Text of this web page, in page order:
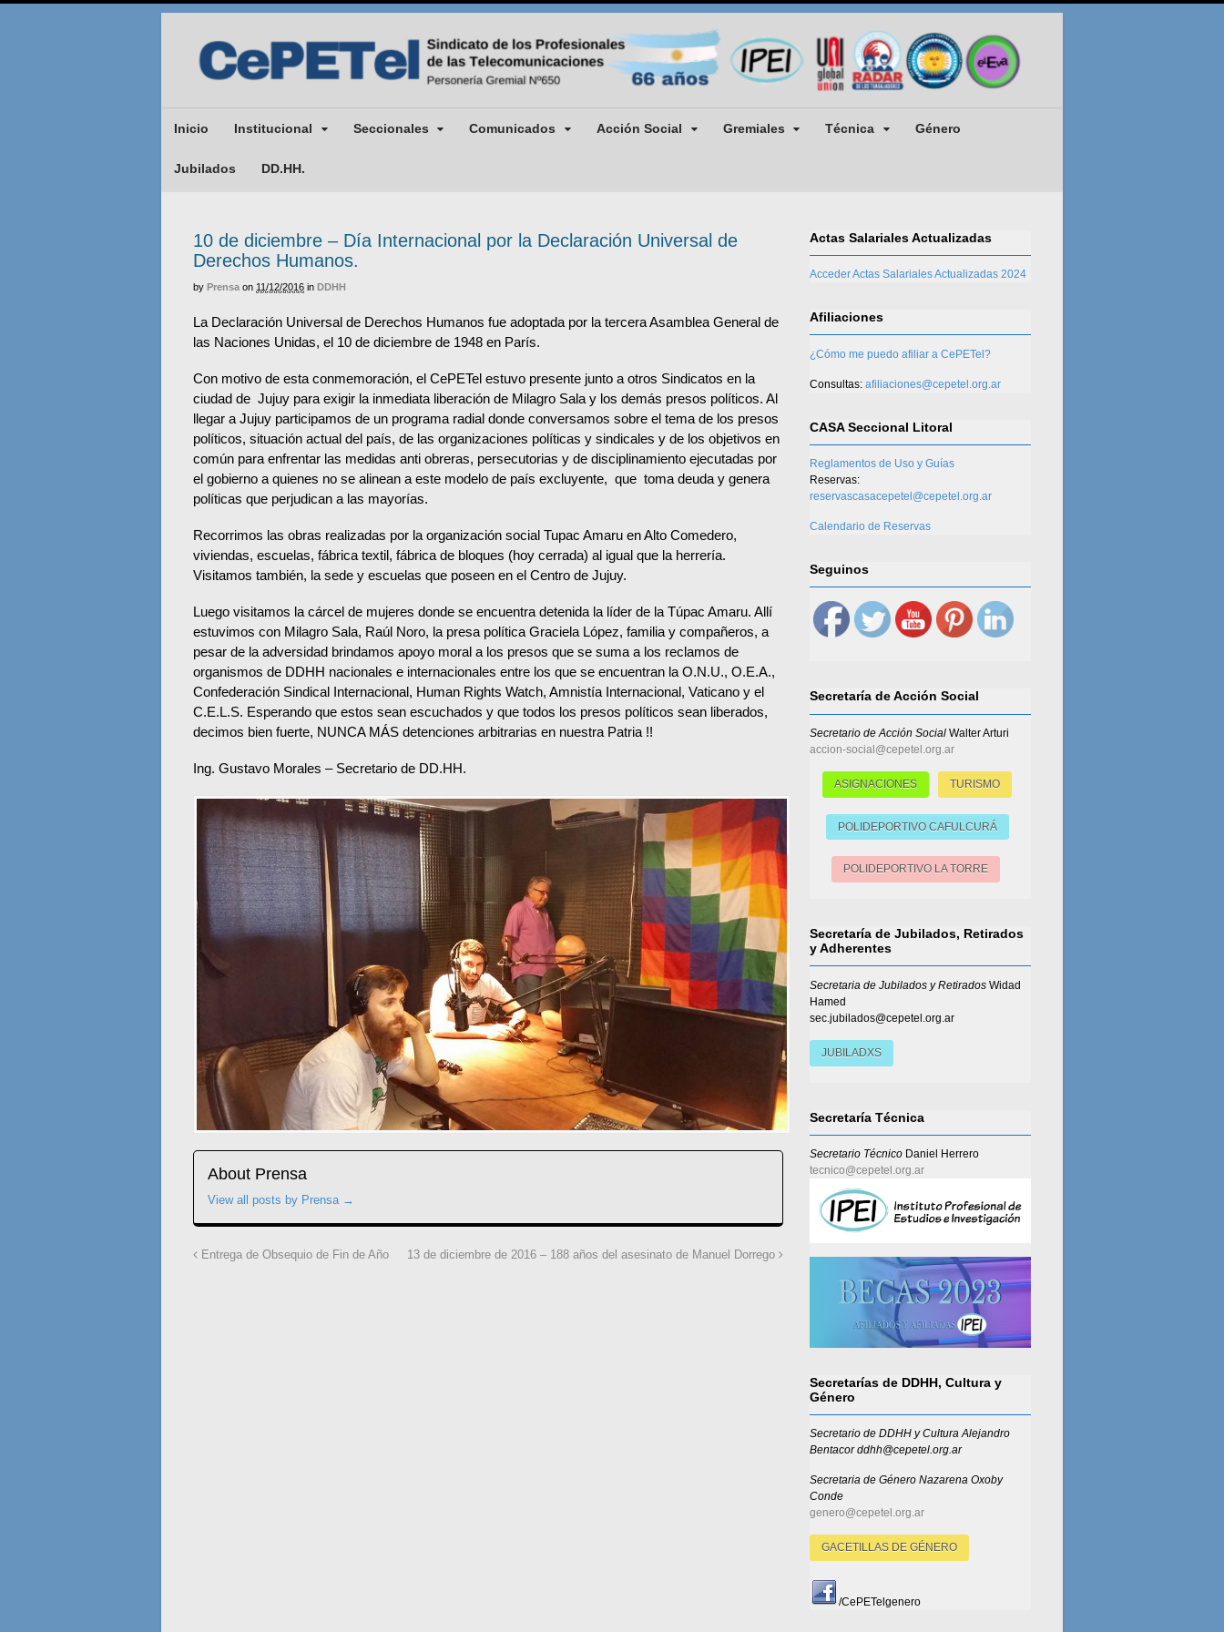
Inicio Institucional Seccionales Comunicados Acción Social Gremiales Técnica Género
Jubilados DD.HH.
10 de diciembre – Día Internacional por la Declaración Universal de
Derechos Humanos.
by Prensa on 11/12/2016 in DDHH
La Declaración Universal de Derechos Humanos fue adoptada por la tercera Asamblea General de
las Naciones Unidas, el 10 de diciembre de 1948 en París.
Con motivo de esta conmemoración, el CePETel estuvo presente junto a otros Sindicatos en la
ciudad de Jujuy para exigir la inmediata liberación de Milagro Sala y los demás presos políticos. Al
llegar a Jujuy participamos de un programa radial donde conversamos sobre el tema de los presos
políticos, situación actual del país, de las organizaciones políticas y sindicales y de los objetivos en
común para enfrentar las medidas anti obreras, persecutorias y de disciplinamiento ejecutadas por
el gobierno a quienes no se alinean a este modelo de país excluyente, que toma deuda y genera
políticas que perjudican a las mayorías.
Recorrimos las obras realizadas por la organización social Tupac Amaru en Alto Comedero,
viviendas, escuelas, fábrica textil, fábrica de bloques (hoy cerrada) al igual que la herrería.
Visitamos también, la sede y escuelas que poseen en el Centro de Jujuy.
Luego visitamos la cárcel de mujeres donde se encuentra detenida la líder de la Túpac Amaru. Allí
estuvimos con Milagro Sala, Raúl Noro, la presa política Graciela López, familia y compañeros, a
pesar de la adversidad brindamos apoyo moral a los presos que se suma a los reclamos de
organismos de DDHH nacionales e internacionales entre los que se encuentran la O.N.U., O.E.A.,
Confederación Sindical Internacional, Human Rights Watch, Amnistía Internacional, Vaticano y el
C.E.L.S. Esperando que estos sean escuchados y que todos los presos políticos sean liberados,
decimos bien fuerte, NUNCA MÁS detenciones arbitrarias en nuestra Patria !!
Ing. Gustavo Morales – Secretario de DD.HH.
About Prensa
View all posts by Prensa →
Entrega de Obsequio de Fin de Año 13 de diciembre de 2016 – 188 años del asesinato de Manuel Dorrego
Actas Salariales Actualizadas
Acceder Actas Salariales Actualizadas 2024
Afiliaciones
¿Cómo me puedo afiliar a CePETel?
Consultas:afiliaciones@cepetel.org.ar
CASA Seccional Litoral
Reglamentos de Uso y Guías
Reservas:
reservascasacepetel@cepetel.org.ar
Calendario de Reservas
Seguinos
Secretaría de Acción Social
Secretario de Acción Social Walter Arturi
accion-social@cepetel.org.ar
ASIGNACIONES TURISMO
POLIDEPORTIVO CAFULCURÁ
POLIDEPORTIVO LA TORRE
Secretaría de Jubilados, Retirados
y Adherentes
Secretaria de Jubilados y Retirados Widad
Hamed
sec.jubilados@cepetel.org.ar
JUBILADXS
Secretaría Técnica
Secretario Técnico Daniel Herrero
tecnico@cepetel.org.ar
Secretarías de DDHH, Cultura y
Género
Secretario de DDHH y Cultura Alejandro
Bentacor ddhh@cepetel.org.ar
Secretaria de GéneroNazarena Oxoby
Conde
genero@cepetel.org.ar
GACETILLAS DE GÉNERO
/CePETelgenero